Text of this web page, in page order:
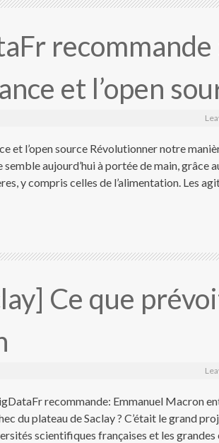
recommande
et l’open
et l’open source Révolutionner notre
aujourd’hui à portée de main, grâce
y compris celles de l’alimentation. Les
Ce que
recommande: Emmanuel Macron
du plateau de Saclay ? C’était le grand
scientifiques françaises et les grandes